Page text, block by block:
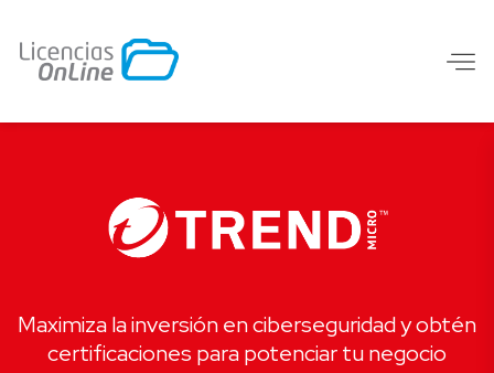
Maximiza la inversión en ciberseguridad y obtén
certificaciones para potenciar tu negocio